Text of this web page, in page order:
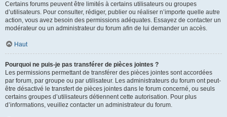
Certains forums peuvent être limités à certains utilisateurs ou groupes
d’utilisateurs. Pour consulter, rédiger, publier ou réaliser n’importe quelle autre
action, vous avez besoin des permissions adéquates. Essayez de contacter un
modérateur ou un administrateur du forum afin de lui demander un accès.
Haut
Pourquoi ne puis-je pas transférer de pièces jointes ?
Les permissions permettant de transférer des pièces jointes sont accordées
par forum, par groupe ou par utilisateur. Les administrateurs du forum ont peut-
être désactivé le transfert de pièces jointes dans le forum concerné, ou seuls
certains groupes d’utilisateurs détiennent cette autorisation. Pour plus
d’informations, veuillez contacter un administrateur du forum.